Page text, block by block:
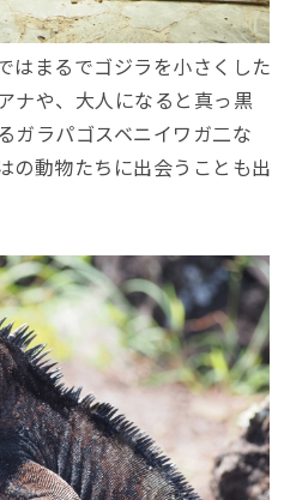
はまるでゴジラを小さくした
ナや、大人になると真っ黒
ガラパゴスベニイワガ二な
の動物たちに出会うことも出